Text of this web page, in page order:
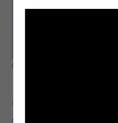
Quan sát & Học hỏi
GIÁO VIÊN